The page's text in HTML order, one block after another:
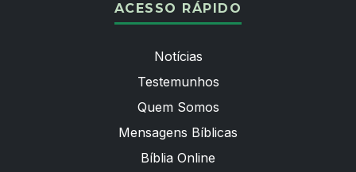
ACESSO RÁPIDO
Notícias
Testemunhos
Quem Somos
Mensagens Bíblicas
Bíblia Online